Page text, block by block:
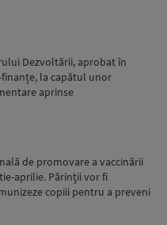
Dezvoltării, aprobat în
la capătul unor
aprinse
de promovare a vaccinării
aprilie. Părinţii vor fi
copiii pentru a preveni